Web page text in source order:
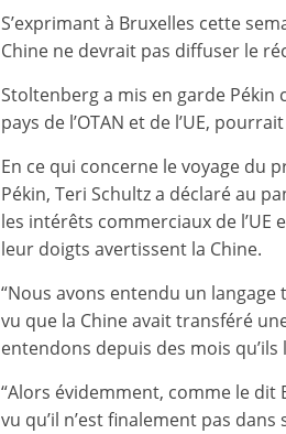
S’exprimant à Bruxelles cette
Chine ne devrait pas diffuser le
Stoltenberg a mis en garde
pays de l’OTAN et de l’UE,
En ce qui concerne le voyage du
Pékin, Teri Schultz a déclaré au
les intérêts commerciaux de l’UE
leur doigts avertissent la Chine.
“Nous avons entendu un langage
vu que la Chine avait transféré
entendons depuis des mois qu’ils
“Alors évidemment, comme le dit
vu qu’il n’est finalement pas